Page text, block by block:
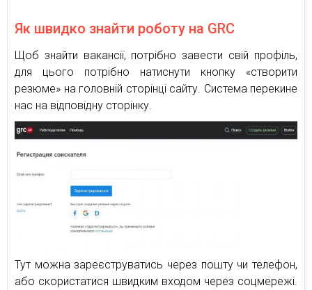
Як швидко знайти роботу на GRC
Щоб знайти вакансії, потрібно завести свій профіль,
для цього потрібно натиснути кнопку «створити
резюме» на головній сторінці сайту. Система перекине
нас на відповідну сторінку.
Тут можна зареєструватись через пошту чи телефон,
або скористатися швидким входом через соцмережі.